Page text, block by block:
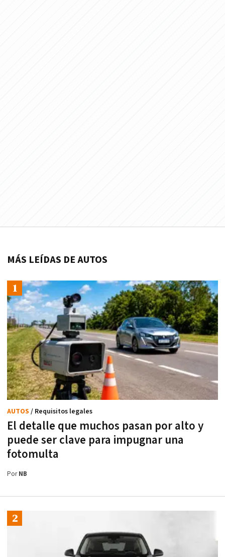
MÁS LEÍDAS DE AUTOS
El detalle que muchos pasan por alto y
puede ser clave para impugnar una
fotomulta
AUTOS / Requisitos legales
PorNB